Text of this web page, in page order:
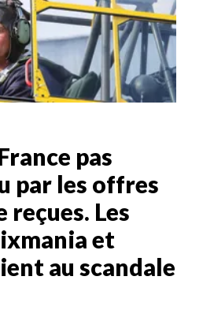
pas
par les offres
reçues. Les
et
au scandale